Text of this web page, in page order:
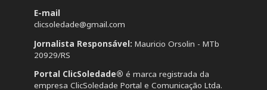
E-mail
clicsoledade@gmail.com
Jornalista Responsável: Mauricio Orsolin - MTb
20929/RS
Portal ClicSoledade® é marca registrada da
empresa ClicSoledade Portal e Comunicação Ltda.